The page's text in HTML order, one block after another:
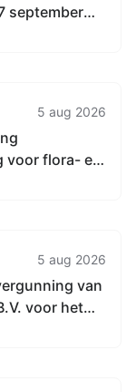
september
5 aug 2026
voor flora- en
5 aug 2026
van
voor het